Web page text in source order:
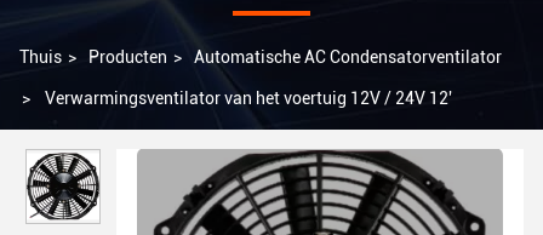
Thuis > Producten > Automatische AC Condensatorventilator
> Verwarmingsventilator van het voertuig 12V / 24V 12'